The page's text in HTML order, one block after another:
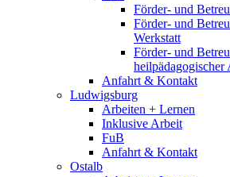
Förder- und
Förder- und
Werkstatt
Förder- und
heilpädagogischer
Anfahrt & Kontakt
Ludwigsburg
Arbeiten + Lernen
Inklusive Arbeit
FuB
Anfahrt & Kontakt
Ostalb